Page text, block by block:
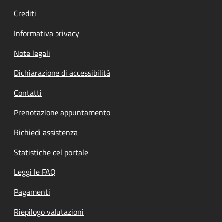
Crediti
Informativa privacy
Note legali
Dichiarazione di accessibilità
Contatti
Prenotazione appuntamento
Richiedi assistenza
Statistiche del portale
Leggi le FAQ
Pagamenti
Riepilogo valutazioni